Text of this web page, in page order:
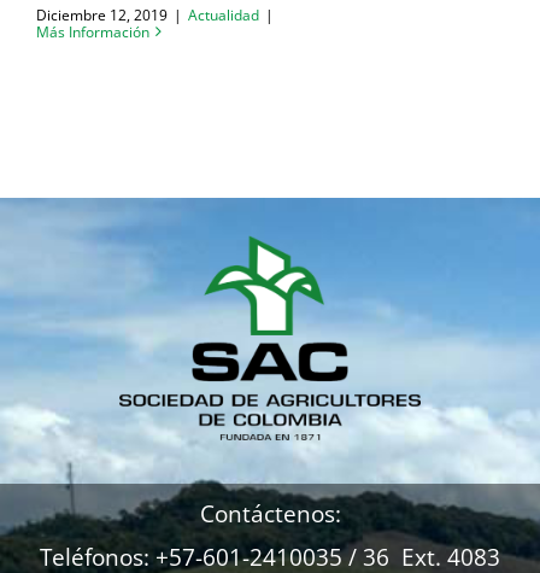
Diciembre 12, 2019 | Actualidad |
Más Información
Contáctenos:
Teléfonos: +57-601-2410035 / 36 Ext. 4083